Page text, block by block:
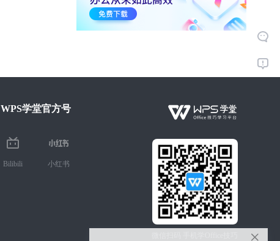
WPS学堂官方号
Bilibili 小红书